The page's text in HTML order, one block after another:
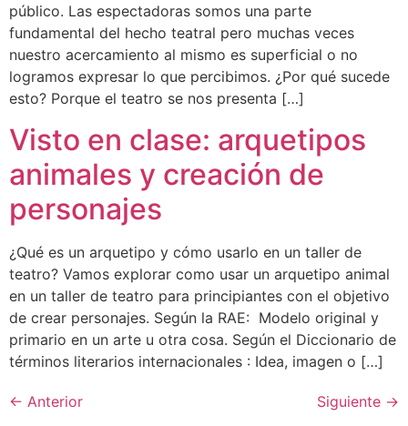
público. Las espectadoras somos una parte
fundamental del hecho teatral pero muchas veces
nuestro acercamiento al mismo es superficial o no
logramos expresar lo que percibimos. ¿Por qué sucede
esto? Porque el teatro se nos presenta […]
Visto en clase: arquetipos
animales y creación de
personajes
¿Qué es un arquetipo y cómo usarlo en un taller de
teatro? Vamos explorar como usar un arquetipo animal
en un taller de teatro para principiantes con el objetivo
de crear personajes. Según la RAE: Modelo original y
primario en un arte u otra cosa. Según el Diccionario de
términos literarios internacionales : Idea, imagen o […]
← Anterior Siguiente →